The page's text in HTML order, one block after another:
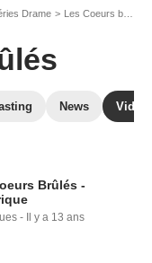
Drame Les Coeurs brûlés
News
Brûlés -
- Il y a 13 ans